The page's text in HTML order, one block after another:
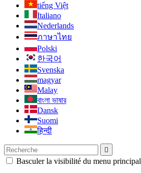
tiếng Việt
Italiano
Nederlands
ภาษาไทย
Polski
한국어
Svenska
magyar
Malay
বাংলা ভাষার
Dansk
Suomi
हिन्दी

Basculer la visibilité du menu principal